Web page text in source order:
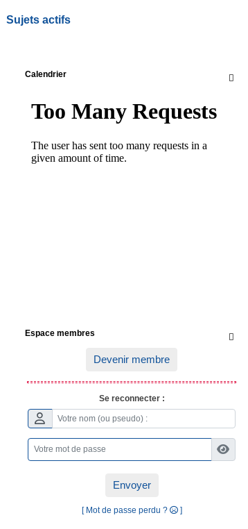
Sujets actifs

Calendrier

Espace membres
Devenir membre
Se reconnecter :
Envoyer
[ Mot de passe perdu ? ]